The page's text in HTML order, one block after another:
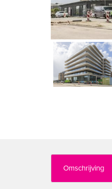
vorige
Omschrijving